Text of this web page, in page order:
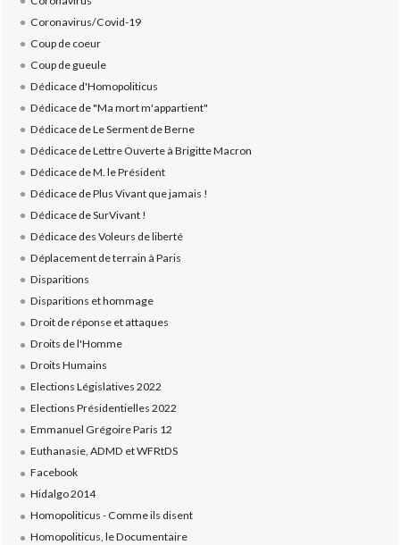
Coronavirus/Covid-19
Coup de coeur
Coup de gueule
Dédicace d'Homopoliticus
Dédicace de "Ma mort m'appartient"
Dédicace de Le Serment de Berne
Dédicace de Lettre Ouverte à Brigitte Macron
Dédicace de M. le Président
Dédicace de Plus Vivant que jamais !
Dédicace de SurVivant !
Dédicace des Voleurs de liberté
Déplacement de terrain à Paris
Disparitions
Disparitions et hommage
Droit de réponse et attaques
Droits de l'Homme
Droits Humains
Elections Législatives 2022
Elections Présidentielles 2022
Emmanuel Grégoire Paris 12
Euthanasie, ADMD et WFRtDS
Facebook
Hidalgo 2014
Homopoliticus - Comme ils disent
Homopoliticus, le Documentaire